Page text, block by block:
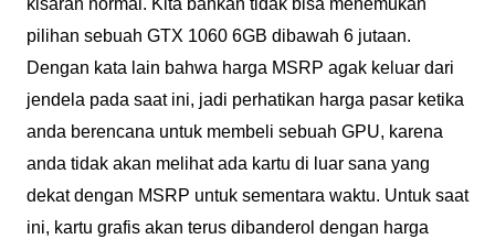
kisaran normal. Kita bahkan tidak bisa menemukan
pilihan sebuah GTX 1060 6GB dibawah 6 jutaan.
Dengan kata lain bahwa harga MSRP agak keluar dari
jendela pada saat ini, jadi perhatikan harga pasar ketika
anda berencana untuk membeli sebuah GPU, karena
anda tidak akan melihat ada kartu di luar sana yang
dekat dengan MSRP untuk sementara waktu. Untuk saat
ini, kartu grafis akan terus dibanderol dengan harga